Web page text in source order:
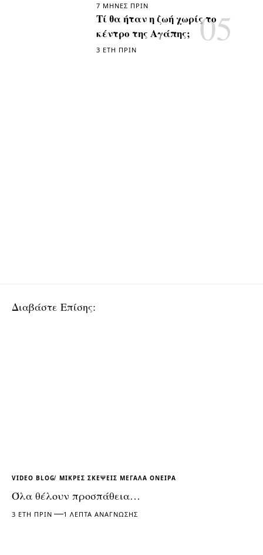
7 ΜΉΝΕΣ ΠΡΙΝ
Τί θα ήταν η ζωή χωρίς το
κέντρο της Αγάπης;
3 ΈΤΗ ΠΡΙΝ
Διαβάστε Επίσης:
VIDEO BLOG ΜΙΚΡΕΣ ΣΚΕΨΕΙΣ ΜΕΓΑΛΑ ΟΝΕΙΡΑ
Όλα θέλουν προσπάθεια…
3 ΈΤΗ ΠΡΙΝ 1 ΛΕΠΤΆ ΑΝΆΓΝΩΣΗΣ